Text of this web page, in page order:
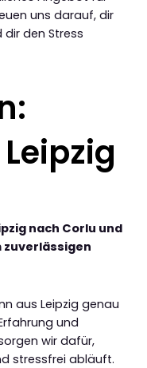
uns darauf, dir
den Stress
nach Corlu und
zuverlässigen
aus Leipzig genau
und
wir dafür,
stressfrei abläuft.